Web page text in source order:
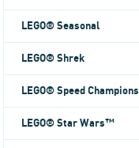
LEGO® Seasonal
LEGO® Shrek
LEGO® Speed Champions
LEGO® Star Wars™